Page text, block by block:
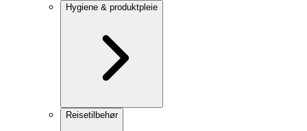
Hygiene & produktpleie
Reisetilbehør